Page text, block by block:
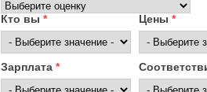
Кто вы * Цены *
Зарплата *